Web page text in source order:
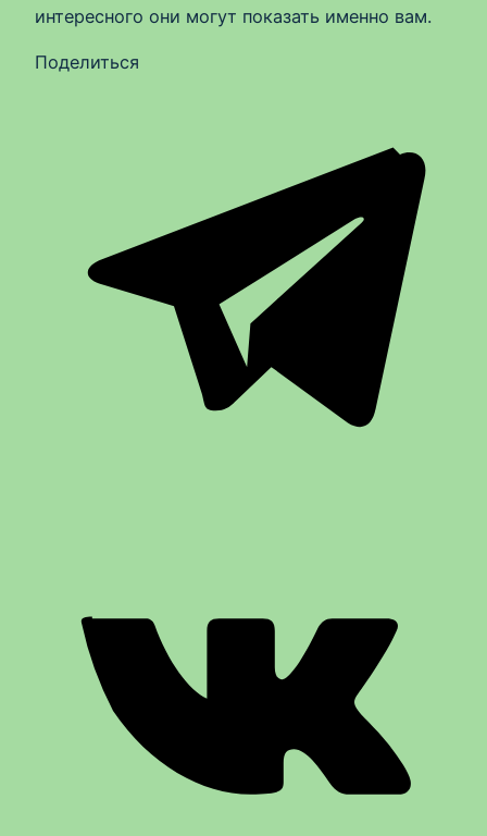
интересного они могут показать именно вам.
Поделиться